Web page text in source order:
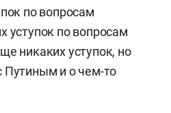
общественно-
по вопросам
уступок по вопросам
никаких уступок, но
Путиным и о чем-то